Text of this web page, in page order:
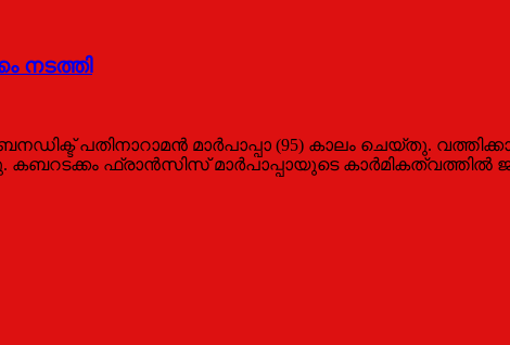
നടത്തി
പതിനാറാമന്‍ മാര്‍പാപ്പാ (95) കാലം ചെയ്തു.
കബറടക്കം ഫ്രാന്‍സിസ് മാര്‍പാപ്പായുടെ കാര്‍മികത്വത്തില്‍